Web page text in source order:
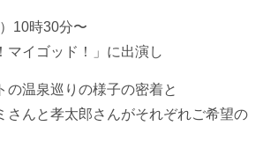
10時30分〜
マイゴッド！」に出演し
の温泉巡りの様子の密着と
さんと孝太郎さんがそれぞれご希望の